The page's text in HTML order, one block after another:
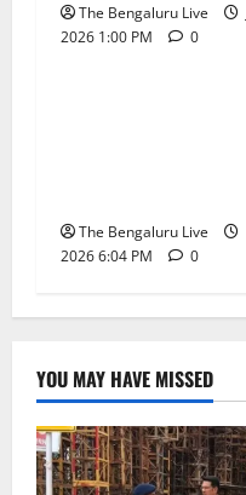
The Bengaluru Live
2026 1:00 PM
0
ಬೆಂಗಳೂರು ನಗರ
The Bengaluru Live
2026 6:04 PM
0
YOU MAY HAVE MISSED